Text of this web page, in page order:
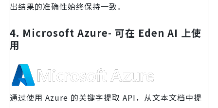
出结果的准确性始终保持一致。
4. Microsoft Azure- 可在 Eden AI 上使
用
通过使用 Azure 的关键字提取 API，从文本文档中提